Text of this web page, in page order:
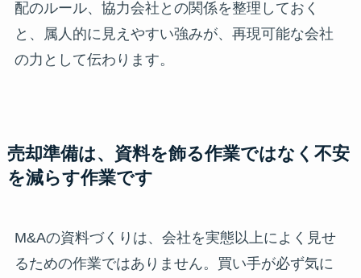
配のルール、協力会社との関係を整理しておく
と、属人的に見えやすい強みが、再現可能な会社
の力として伝わります。
売却準備は、資料を飾る作業ではなく不安
を減らす作業です
M&Aの資料づくりは、会社を実態以上によく見せ
るための作業ではありません。買い手が必ず気に